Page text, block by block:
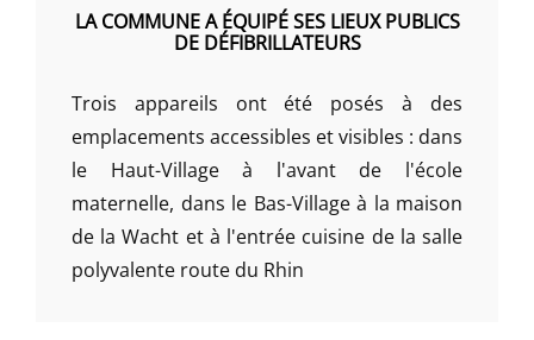
LA COMMUNE A ÉQUIPÉ SES LIEUX PUBLICS
DE DÉFIBRILLATEURS
Trois appareils ont été posés à des
emplacements accessibles et visibles : dans
le Haut-Village à l'avant de l'école
maternelle, dans le Bas-Village à la maison
de la Wacht et à l'entrée cuisine de la salle
polyvalente route du Rhin